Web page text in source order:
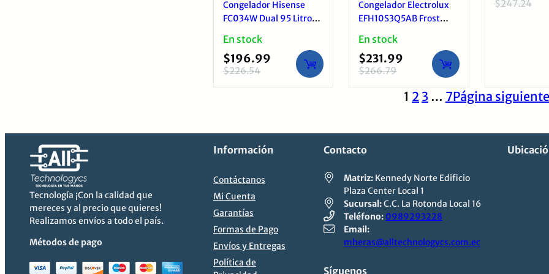
Congelador Hisense
FC034W Dual 95 Litros
Congelación Blanco
En stock
$226.54
$226.54.
$196.99
$196.99.
Congelador Electrolux
EFH10S3Q5AB Frost
Negro Turbo
En stock
$266.79
$266.79.
$231.99
$231.99.
$247.24
1 2 3 … 7Página siguiente
Tecnología ¡Con la calidad que
mereces y al precio que quieres!
Realizamos envíos a todo el país.
Métodos de pago
Información
Contáctanos
Mi Cuenta
Garantías
Formas de Pago
Envíos y Entregas
Política de
Contacto
Matriz: Kennedy Norte Edificio
Plaza Center Local 1
Sucursal:C.C. La Rotonda Local 16
Teléfono: 0989293228
Email:
mheras@alltechnologycs.com.ec
Síguenos